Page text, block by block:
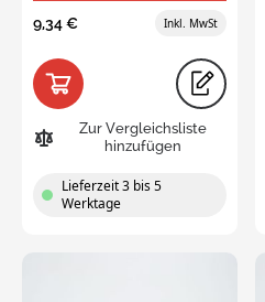
9,34 €
Zur Vergleichsliste
hinzufügen
Lieferzeit 3 bis 5
Werktage